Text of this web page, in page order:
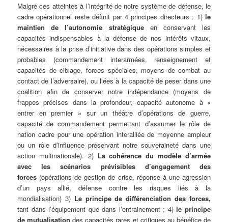
Malgré ces atteintes à l’intégrité de notre système de défense, le
cadre opérationnel reste définit par 4 principes directeurs : 1) le
maintien de l’autonomie stratégiqueen conservant les
capacités indispensables à la défense de nos intérêts vitaux,
nécessaires à la prise d’initiative dans des opérations simples et
probables (commandement interarmées, renseignement et
capacités de ciblage, forces spéciales, moyens de combat au
contact de l’adversaire), ou liées à la capacité de peser dans une
coalition afin de conserver notre indépendance (moyens de
frappes précises dans la profondeur, capacité autonome à «
entrer en premier » sur un théâtre d’opérations de guerre,
capacité de commandement permettant d’assumer le rôle de
nation cadre pour une opération interalliée de moyenne ampleur
ou un rôle d’influence préservant notre souveraineté dans une
action multinationale). 2) La cohérence du modèle d’armée
avec les scénarios prévisibles d’engagement des
forces (opérations de gestion de crise, réponse à une agression
d’un pays allié, défense contre les risques liés à la
mondialisation) 3) Le principe de différenciation des forces,
tant dans l’équipement que dans l’entrainement ; 4)le principe
de mutualisation des capacités rares et critiques au bénéfice de